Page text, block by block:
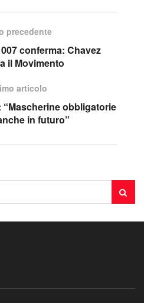
precedente
conferma: Chavez
il Movimento
articolo
“Mascherine obbligatorie
in futuro”